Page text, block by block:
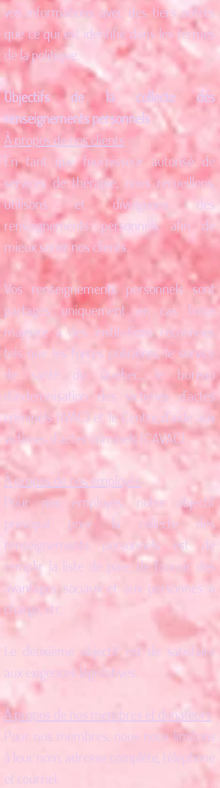
vos informations avec des tiers autres
que ce qui est identifié dans les termes
de la politique.
Objectifs de la collecte des
renseignements personnels
À propos de nos clients
En tant que fournisseur autorisé de
services de thérapie, nous recueillons,
utilisons et divulguons des
renseignements personnels afin de
mieux servir nos clients.
Vos renseignements personnels sont
partagés uniquement en cas force
majeure à des institutions reconnues
tels que les forces policières, le service
de santé du Québec, le bureau
d’indemnisation des victimes d’actes
criminels (IVAC) et le Centre d’aide aux
victimes d’actes criminels (CAVAC).
À propos de nos employés
Pour nos employés, notre objectif
principal pour la collecte des
renseignements personnels est de
remplir la liste de paie, de fournir des
avantages sociaux et aux personnes à
charge, etc.
Le deuxième objectif est de satisfaire
aux exigences législatives.
À propos de nos membres et donateurs
Pour nos membres, nous nous limitons
à leur nom, adresse complète, téléphone
et courriel.